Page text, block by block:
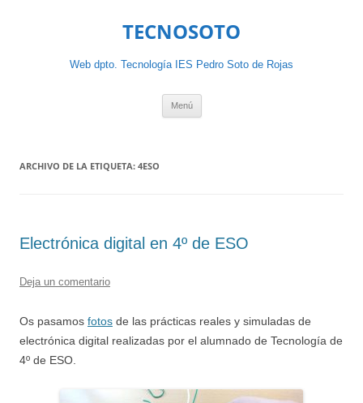
TECNOSOTO
Web dpto. Tecnología IES Pedro Soto de Rojas
Menú
ARCHIVO DE LA ETIQUETA: 4ESO
Electrónica digital en 4º de ESO
Deja un comentario
Os pasamos fotos de las prácticas reales y simuladas de
electrónica digital realizadas por el alumnado de Tecnología de
4º de ESO.